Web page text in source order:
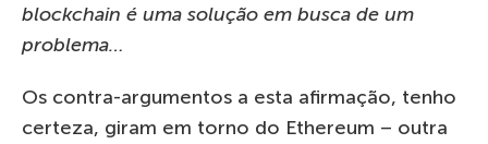
blockchain é uma solução em busca de um
problema…
Os contra-argumentos a esta afirmação, tenho
certeza, giram em torno do Ethereum – outra